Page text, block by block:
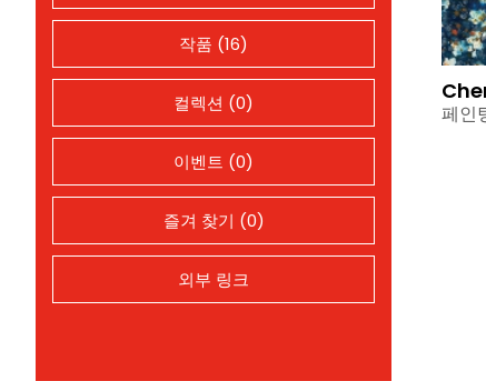
작품 (16)
컬렉션 (0)
이벤트 (0)
즐겨 찾기 (0)
외부 링크
페인